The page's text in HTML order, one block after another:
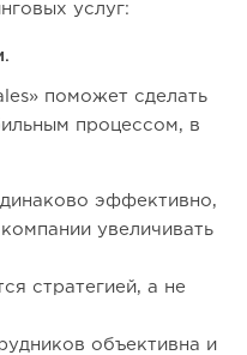
услуг:
поможет сделать
процессом, в
эффективно,
увеличивать
стратегией, а не
объективна и